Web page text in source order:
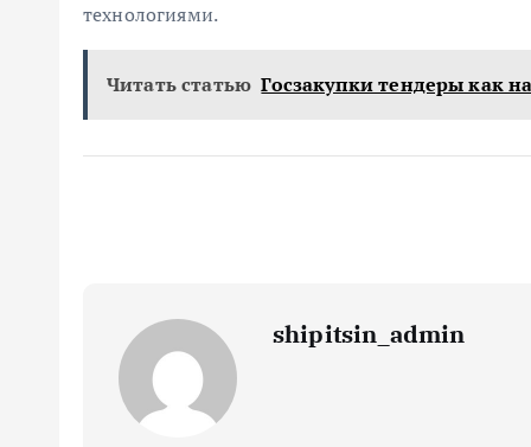
технологиями.
Читать статью Госзакупки тендеры как
shipitsin_admin